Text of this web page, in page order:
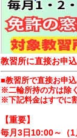
教習所に直接お申
■教習所で直接お申
※二輪所持の方は除く
※下記料金はすでに
【重要】
毎月3日10:00～
（